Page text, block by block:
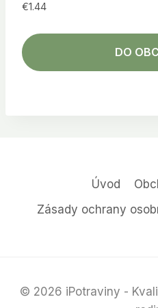
€1.44
DO
Úvod
Zásady ochrany
© 2026 iPotraviny -